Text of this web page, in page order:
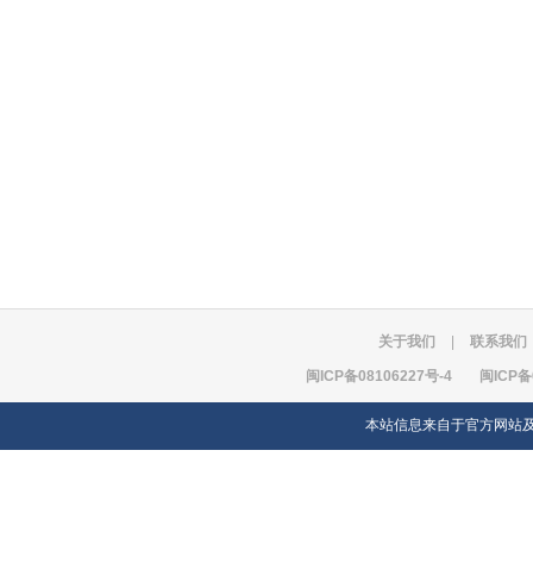
关于我们 联系我们
闽ICP备08106227号-4 闽ICP
本站信息来自于官方网站